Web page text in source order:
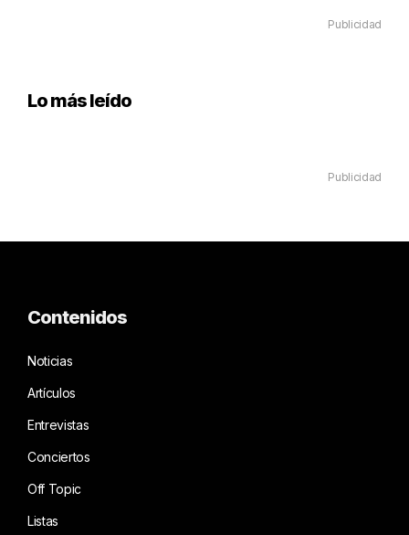
Publicidad
Lo más leído
Publicidad
Contenidos
Noticias
Artículos
Entrevistas
Conciertos
Off Topic
Listas